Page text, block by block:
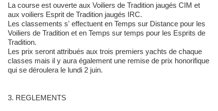
La course est ouverte aux Voiliers de Tradition jaugés CIM et
aux voiliers Esprit de Tradition jaugés IRC.
Les classements s' effectuent en Temps sur Distance pour les
Voiliers de Tradition et en Temps sur temps pour les Esprits de
Tradition.
Les prix seront attribués aux trois premiers yachts de chaque
classes mais il y aura également une remise de prix honorifique
qui se déroulera le lundi 2 juin.
3. REGLEMENTS